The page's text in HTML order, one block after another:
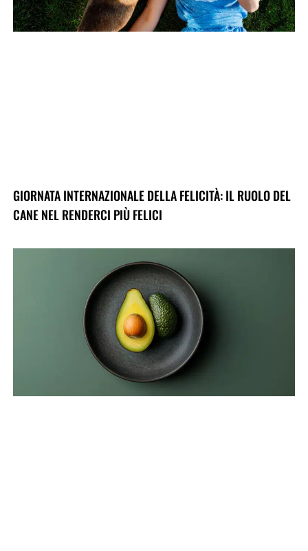
GIORNATA INTERNAZIONALE DELLA FELICITÀ: IL RUOLO DEL
CANE NEL RENDERCI PIÙ FELICI